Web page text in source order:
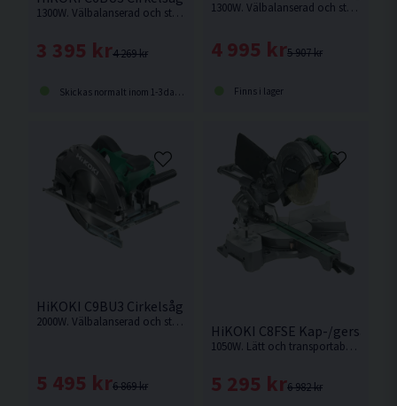
1300W. Välbalanserad och stark cirkelsåg med hög kapacitet för krävande jobb
4 269 kr
3 395 kr
Skickas normalt inom 1-3 dagar
1300W. Välbalanserad och stark cirkelsåg som är anpassad för styrskena.
5 907 kr
4 995 kr
Finns i lager
HiKOKI C9BU3 Cirkelsåg 235mm (2000W)
2000W. Välbalanserad och stark cirkelsåg med hög kapacitet för krävande jobb
6 869 kr
5 495 kr
HiKOKI C8FSE Kap-/gersåg
1050W. Lätt och transportabel kap-/gersåg med hög sågkapacitet
6 982 kr
5 295 kr